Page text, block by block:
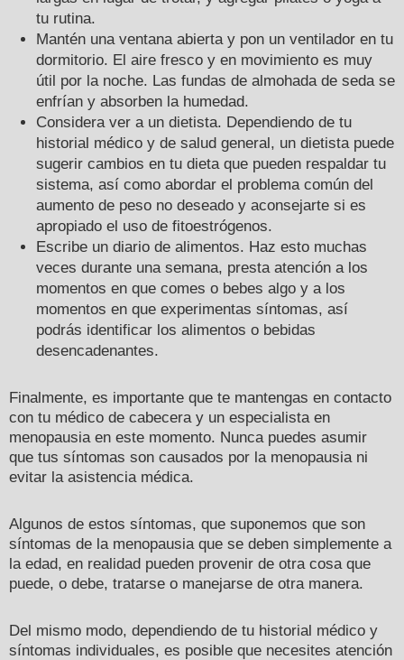
tu rutina.
Mantén una ventana abierta y pon un ventilador en tu
dormitorio. El aire fresco y en movimiento es muy
útil por la noche. Las fundas de almohada de seda se
enfrían y absorben la humedad.
Considera ver a un dietista. Dependiendo de tu
historial médico y de salud general, un dietista puede
sugerir cambios en tu dieta que pueden respaldar tu
sistema, así como abordar el problema común del
aumento de peso no deseado y aconsejarte si es
apropiado el uso de fitoestrógenos.
Escribe un diario de alimentos. Haz esto muchas
veces durante una semana, presta atención a los
momentos en que comes o bebes algo y a los
momentos en que experimentas síntomas, así
podrás identificar los alimentos o bebidas
desencadenantes.
Finalmente, es importante que te mantengas en contacto
con tu médico de cabecera y un especialista en
menopausia en este momento. Nunca puedes asumir
que tus síntomas son causados por la menopausia ni
evitar la asistencia médica.
Algunos de estos síntomas, que suponemos que son
síntomas de la menopausia que se deben simplemente a
la edad, en realidad pueden provenir de otra cosa que
puede, o debe, tratarse o manejarse de otra manera.
Del mismo modo, dependiendo de tu historial médico y
síntomas individuales, es posible que necesites atención